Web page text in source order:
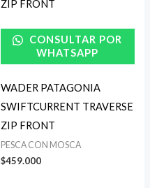
CONSULTAR POR
WHATSAPP
WADER PATAGONIA
SWIFTCURRENT TRAVERSE
ZIP FRONT
PESCA CON MOSCA
$459.000